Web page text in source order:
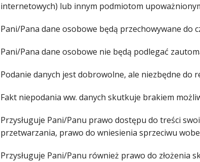
internetowych) lub innym podmiotom
Pani/Pana dane osobowe będą przechowywane do
Pani/Pana dane osobowe nie będą podlegać
Podanie danych jest dobrowolne, ale niezbędne do
Fakt niepodania ww. danych skutkuje brakiem
Przysługuje Pani/Panu prawo dostępu do treści
przetwarzania, prawo do wniesienia sprzeciwu
Przysługuje Pani/Panu również prawo do złożenia